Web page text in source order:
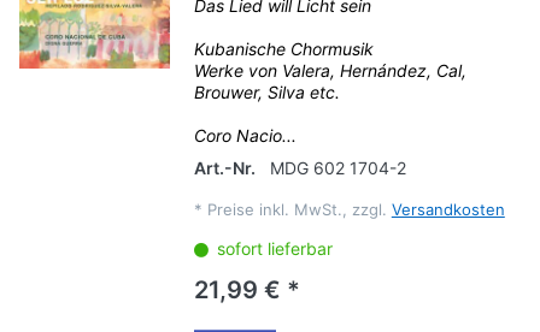
Das Lied will Licht sein
Kubanische Chormusik
Werke von Valera, Hernández, Cal,
Brouwer, Silva etc.
Coro Nacio...
Art.-Nr.
MDG 602 1704-2
* Preise inkl. MwSt., zzgl. Versandkosten
sofort lieferbar
21,99 € *